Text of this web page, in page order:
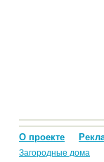
О проекте
Загородные дома